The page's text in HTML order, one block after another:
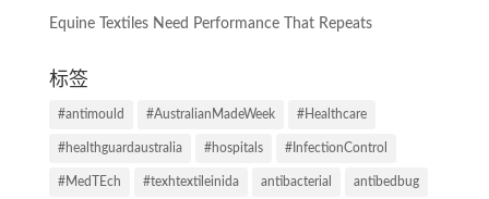
Equine Textiles Need Performance That Repeats
标签
#antimould #AustralianMadeWeek #Healthcare
#healthguardaustralia #hospitals #InfectionControl
#MedTEch #texhtextileinida antibacterial antibedbug